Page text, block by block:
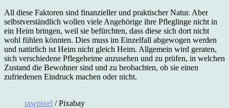
All diese Faktoren sind finanzieller und praktischer Natur. Aber
selbstverständlich wollen viele Angehörige ihre Pfleglinge nicht in
ein Heim bringen, weil sie befürchten, dass diese sich dort nicht
wohl fühlen könnten. Dies muss im Einzelfall abgewogen werden
und natürlich ist Heim nicht gleich Heim. Allgemein wird geraten,
sich verschiedene Pflegeheime anzusehen und zu prüfen, in welchen
Zustand die Bewohner sind und zu beobachten, ob sie einen
zufriedenen Eindruck machen oder nicht.
rawpixel / Pixabay